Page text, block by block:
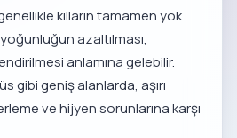
kılların tamamen yok
azaltılması,
anlamına gelebilir.
gibi geniş alanlarda, aşırı
ve hijyen sorunlarına karşı